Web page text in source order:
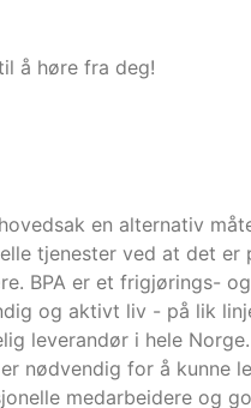
å høre fra deg!
en alternativ
tjenester ved at det er
BPA er et frigjørings-
og aktivt liv - på lik
leverandør i hele
nødvendig for å kunne
medarbeidere og